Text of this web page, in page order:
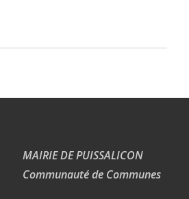
MAIRIE DE PUISSALICON
Communauté de Communes